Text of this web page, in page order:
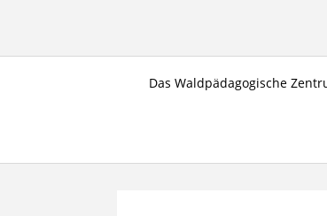
content
Das Waldpädagogische